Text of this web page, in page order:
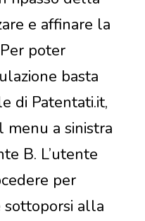
e affinare la
poter
basta
di Patentati.it,
menu a sinistra
B. L’utente
per
sottoporsi alla